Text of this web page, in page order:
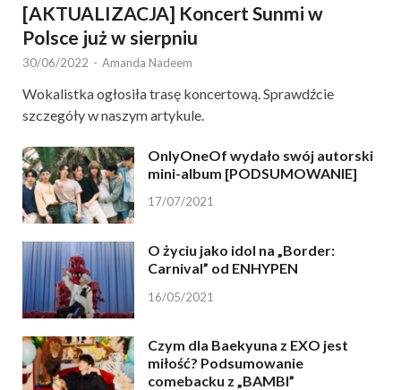
[AKTUALIZACJA] Koncert Sunmi w
Polsce już w sierpniu
30/06/2022 - Amanda Nadeem
Wokalistka ogłosiła trasę koncertową. Sprawdźcie
szczegóły w naszym artykule.
OnlyOneOf wydało swój autorski
mini-album [PODSUMOWANIE]
17/07/2021
O życiu jako idol na „Border:
Carnival” od ENHYPEN
16/05/2021
Czym dla Baekyuna z EXO jest
miłość? Podsumowanie
comebacku z „BAMBI”